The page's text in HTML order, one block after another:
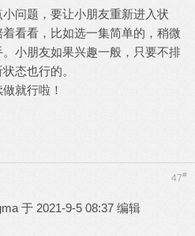
问题，要让小朋友重新进入状
看看，比如选一集简单的，稍微
小朋友如果兴趣一般，只要不排
态也行的。
就行啦！
47#
于 2021-9-5 08:37 编辑